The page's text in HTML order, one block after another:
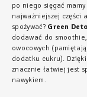
po niego sięgać
najważniejszej części
spożywać? Green
dodawać do
owocowych
dodatku cukru).
znacznie łatwiej jest
nawykiem.